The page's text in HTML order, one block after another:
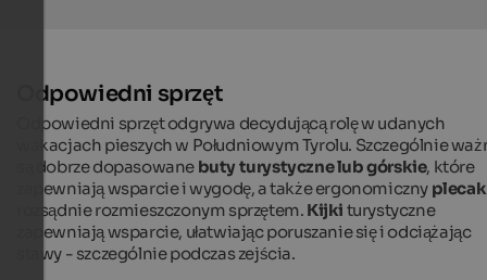
Odpowiedni sprzęt
Odpowiedni sprzęt odgrywa decydującą rolę w udanych
wakacjach pieszych w Południowym Tyrolu. Szczególnie
są dobrze dopasowane buty turystyczne lub górskie, które
zapewniają wsparcie i wygodę, a także ergonomiczny plecak
rozsądnie rozmieszczonym sprzętem. Kijki turystyczne
zapewniają wsparcie, ułatwiając poruszanie się i odciążając
stawy - szczególnie podczas zejścia.